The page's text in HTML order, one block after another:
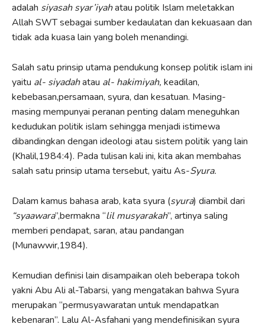
adalah siyasah syar’iyahatau politik Islam meletakkan
Allah SWT sebagai sumber kedaulatan dan kekuasaan dan
tidak ada kuasa lain yang boleh menandingi.
Salah satu prinsip utama pendukung konsep politik islam ini
yaitu al- siyadahatau al- hakimiyah, keadilan,
kebebasan,persamaan, syura, dan kesatuan. Masing-
masing mempunyai peranan penting dalam meneguhkan
kedudukan politik islam sehingga menjadi istimewa
dibandingkan dengan ideologi atau sistem politik yang lain
(Khalil,1984:4). Pada tulisan kali ini, kita akan membahas
salah satu prinsip utama tersebut, yaitu As-Syura.
Dalam kamus bahasa arab, kata syura (syura) diambil dari
“syaawara”,bermakna “lil musyarakah”, artinya saling
memberi pendapat, saran, atau pandangan
(Munawwir,1984).
Kemudian definisi lain disampaikan oleh beberapa tokoh
yakni Abu Ali al-Tabarsi, yang mengatakan bahwa Syura
merupakan “permusyawaratan untuk mendapatkan
kebenaran”. Lalu Al-Asfahani yang mendefinisikan syura